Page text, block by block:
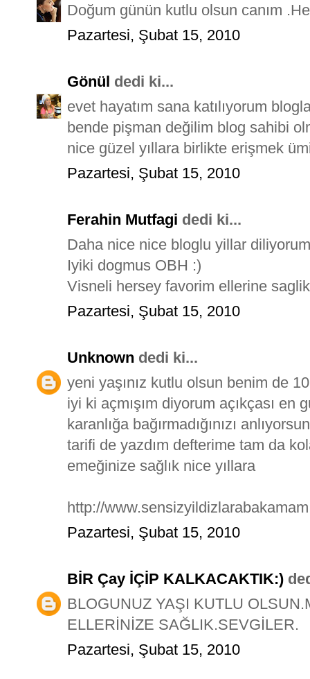
Doğum günün kutlu olsun canım
Pazartesi, Şubat 15, 2010
Gönül dedi ki...
evet hayatım sana katılıyorum
bende pişman değilim blog sahibi
nice güzel yıllara birlikte erişmek
Pazartesi, Şubat 15, 2010
Ferahin Mutfagi dedi ki...
Daha nice nice bloglu yillar
Iyiki dogmus OBH :)
Visneli hersey favorim ellerine
Pazartesi, Şubat 15, 2010
Unknown dedi ki...
yeni yaşınız kutlu olsun benim de
iyi ki açmışım diyorum açıkçası
karanlığa bağırmadığınızı
tarifi de yazdım defterime tam da
emeğinize sağlık nice yıllara
http://
Pazartesi, Şubat 15, 2010
BİR Çay İÇİP KALKACAKTIK:)
BLOGUNUZ YAŞI KUTLU
ELLERİNİZE SAĞLIK.SEVGİLER.
Pazartesi, Şubat 15, 2010